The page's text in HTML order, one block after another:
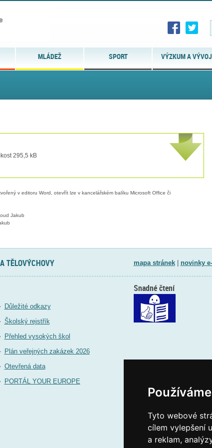
Tyto webové
cílem vylepšení
a reklam,
MLÁDEŽ SPORT VÝZKUM A VÝVOJ
295,5 kB
v editoru Word, otevřít lze v kancelářském balíku Microsoft Office či
Jakub
TĚLOVÝCHOVY mapa stránek| novinky
Důležité odkazy
Školský rejstřík
Přehled vysokých škol
Plán veřejných zakázek 2026
Otevřená data
PORTÁL YOUR EUROPE
Snadné čtení